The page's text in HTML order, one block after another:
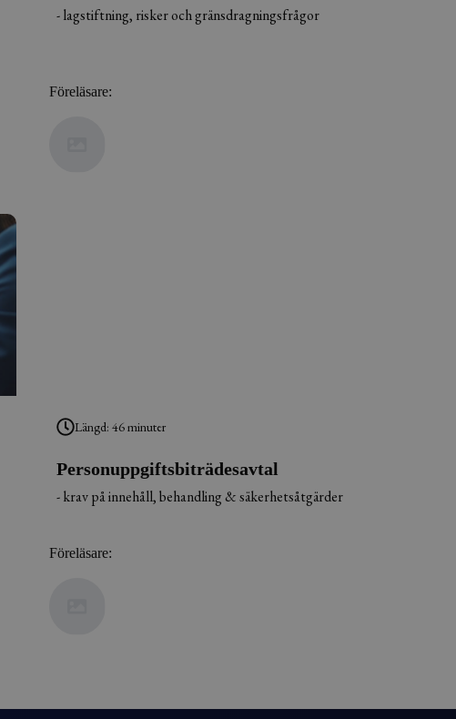
- lagstiftning, risker och gränsdragningsfrågor
Föreläsare:
Längd: 46 minuter
Personuppgiftsbiträdesavtal
- krav på innehåll, behandling & säkerhetsåtgärder
Föreläsare: